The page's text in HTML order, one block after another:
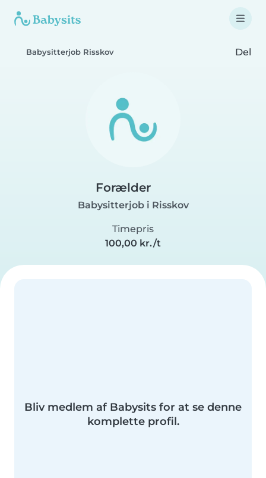
Babysitterjob Risskov Del
Forælder
Babysitterjob i Risskov
Timepris
100,00 kr./t
Bliv medlem af Babysits for at se denne
komplette profil.